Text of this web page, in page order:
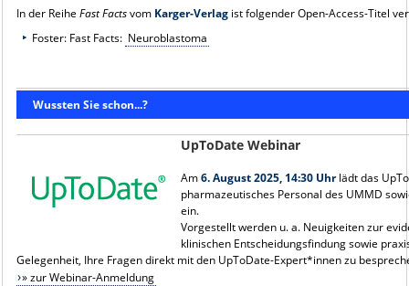
In der Reihe Fast Factsvom Karger-Verlagist folgender Open-Access-Titel
Foster: Fast Facts: Neuroblastoma
Wussten Sie schon...?
UpToDate Webinar
Am6. August 2025, 14:30 Uhrlädt das
pharmazeutisches Personal des UMMD
ein.
Vorgestellt werden u. a. Neuigkeiten zur
klinischen Entscheidungsfindung sowie
Gelegenheit, Ihre Fragen direkt mit den UpToDate-Expert*innen zu
» zur Webinar-Anmeldung